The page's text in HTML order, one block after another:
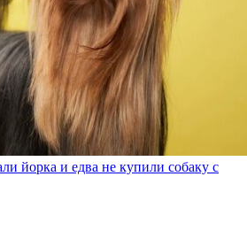
йорка и едва не купили собаку с